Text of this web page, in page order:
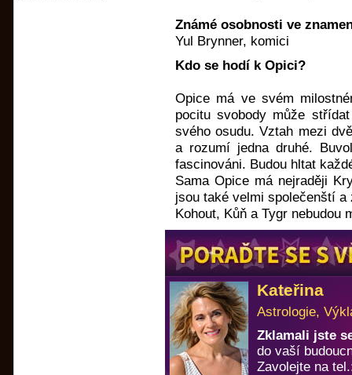
Známé osobnosti ve
Yul Brynner, komici
Kdo se hodí k Opici?
Opice má ve svém
pocitu svobody může
svého osudu. Vztah mezi
a rozumí jedna druhé.
fascinováni. Budou hltat
Sama Opice má nejraději
jsou také velmi společenští a
Kohout, Kůň a Tygr nebudou
Kateřina
Astrologie,
Zklamali jste
do vaší
Zavolejte na